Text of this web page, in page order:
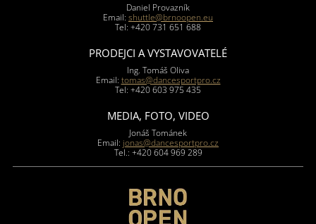
Daniel Provazník
Email: shuttle@brnoopen.eu
Tel: +420 731 651 688
PRODEJCI A VYSTAVOVATELÉ
Ing. Tomáš Oliva
Email: tomas@dancesportpro.cz
Tel: +420 603 975 435
MEDIA, FOTO, VIDEO
Jonáš Tománek
Email: jonas@dancesportpro.cz
Tel.: +420 604 969 289